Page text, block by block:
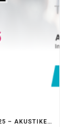
AKUSTIKKOMPETENZ AUF DER FSB 2025 – AKUSTIKELEMENTE FÜR DIE LEBENSRÄUME VON MORGEN